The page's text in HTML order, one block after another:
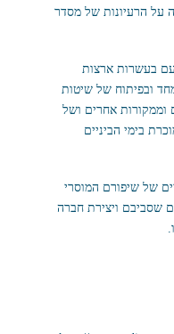
על הרעיונות של מסדר
בעשרות ארצות
ובפיתוח של שיטות
וממקורות אחרים ושל
בימי הביניים
של שיפורם המוסרי
שסביבם ויצירת חברה